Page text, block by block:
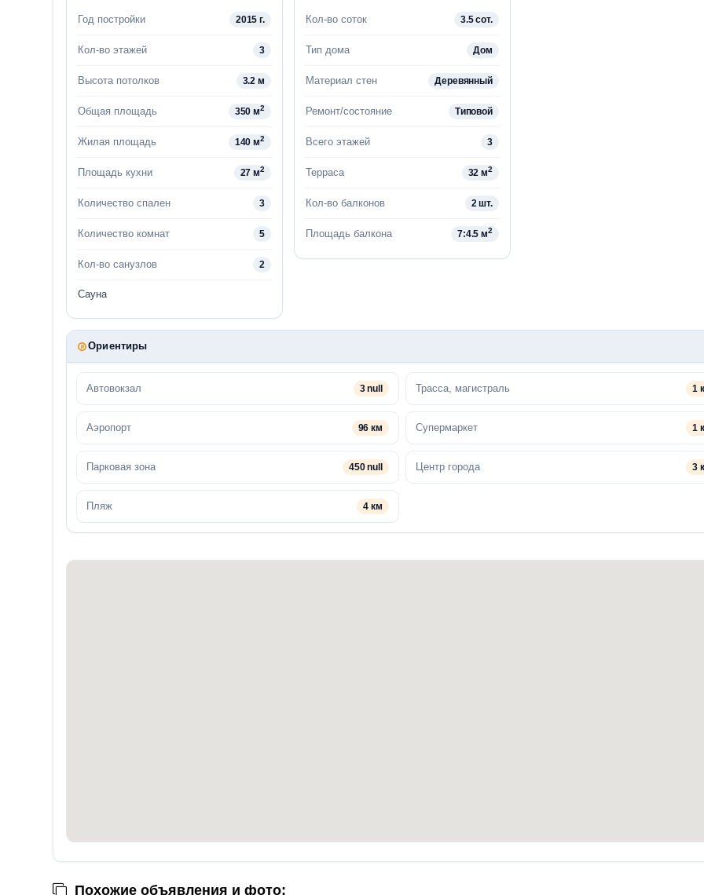
Год постройки 2015 г.
Кол-во этажей 3
Высота потолков 3.2 м
Общая площадь 350 м2
Жилая площадь 140 м2
Площадь кухни 27 м2
Количество спален 3
Количество комнат 5
Кол-во санузлов 2
Сауна
Кол-во соток 3.5 сот.
Тип дома Дом
Материал стен Деревянный
Ремонт/состояние Типовой
Всего этажей 3
Терраса 32 м2
Кол-во балконов 2 шт.
Площадь балкона 7:4.5 м2
Ориентиры
Автовокзал 3 null Трасса, магистраль 1
Аэропорт 96 км Супермаркет 1
Парковая зона 450 null Центр города 3
Пляж 4 км
Похожие объявления и фото: